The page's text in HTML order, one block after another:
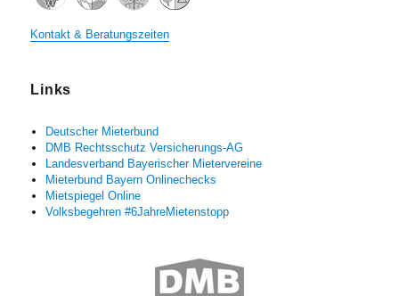
Kontakt & Beratungszeiten
Links
Deutscher Mieterbund
DMB Rechtsschutz Versicherungs-AG
Landesverband Bayerischer Mietervereine
Mieterbund Bayern Onlinechecks
Mietspiegel Online
Volksbegehren #6JahreMietenstopp